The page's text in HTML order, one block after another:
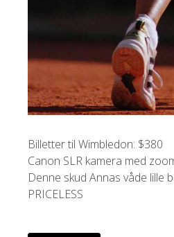
Billetter til Wimbledon: $380
Canon SLR kamera med
Denne skud Annas våde lille
PRICELESS